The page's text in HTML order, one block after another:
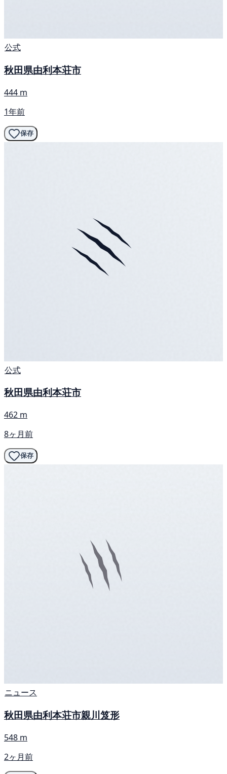
公式
秋田県由利本荘市
444 m
1年前
保存
公式
秋田県由利本荘市
462 m
8ヶ月前
保存
ニュース
秋田県由利本荘市親川笈形
548 m
2ヶ月前